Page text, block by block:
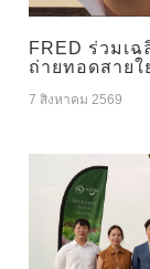
FRED ร่วมเ
ถ่ายทอดสาย
7 สิงหาคม 2569